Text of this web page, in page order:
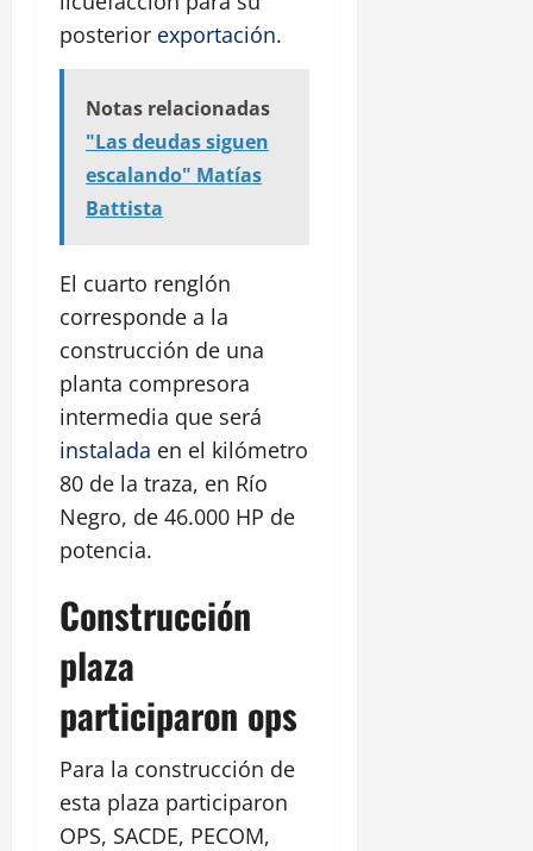
posterior exportación.
Notas relacionadas
"Las deudas siguen
escalando" Matías
Battista
El cuarto renglón
corresponde a la
construcción de una
planta compresora
intermedia que será
instalada en el kilómetro
80 de la traza, en Río
Negro, de 46.000 HP de
potencia.
Construcción
plaza
participaron ops
Para la construcción de
esta plaza participaron
OPS, SACDE, PECOM,